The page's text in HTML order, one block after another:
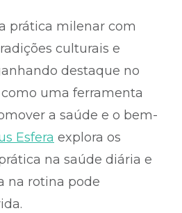
prática milenar com
culturais e
destaque no
uma ferramenta
a saúde e o bem-
Esfera explora os
na saúde diária e
na rotina pode